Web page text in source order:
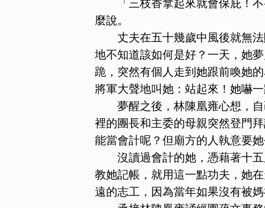
「三枝香拿起來就會保庇！不
麼說。
丈夫在五十幾歲中風後就無法
地不知道該如何是好？一天，她
跪，突然有個人走到她跟前喚她
將軍大聲地叫她：站起來！她嚇一
夢醒之後，林陳凰雍心想，自
裡的團長和主委的母親突然登門
能當會計呢？但廟方的人執意要
沒讀過會計的她，憑藉著十五
教她記帳，就用這一點功夫，她
遠的志工，因為當年如果沒有被